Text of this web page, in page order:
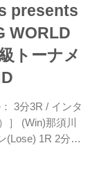
presents
WORLD
トーナメ
3分3R / インタ
］ (Win)那須川
(Lose) 1R 2分47
のサプンに対